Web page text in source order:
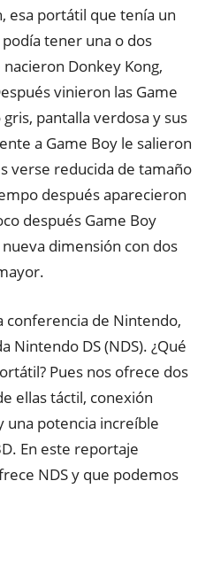
esa portátil que tenía un
tener una o dos
Donkey Kong,
vinieron las Game
pantalla verdosa y sus
a Game Boy le salieron
verse reducida de tamaño
después aparecieron
después Game Boy
dimensión con dos
conferencia de Nintendo,
Nintendo DS (NDS). ¿Qué
Pues nos ofrece dos
ellas táctil, conexión
una potencia increíble
En este reportaje
NDS y que podemos